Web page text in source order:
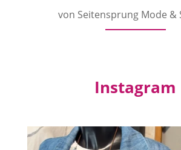
von Seitensprung Mode &
Instagram